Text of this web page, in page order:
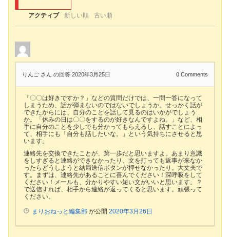
アクティブ 新しい順 古い順
りんご さん の回答 2020年3月25日 0 Comments
「〇〇は好きですか？」などの質問だけでは、一問一答になって
しまうため、話が弾まないのではないでしょうか。せっかく話が
できたからには、自分のことを話して見るのはいかがでしょう
か。「休みの日は〇〇をするのが好きなんですよね。」など、相
手に自分のことを少しでも分かってもらえるし、話すことによっ
て、相手にも「自分も話したいな。」という気持ちにさせると思
います。
連絡先を交換できたことが、第一歩だと思いますよ。あまり意識
をしすぎると連絡ができなかったり、文を打っても返事が来なか
ったらどうしようと結局送信ボタンが押せなかったり。大丈夫で
す。まずは、連絡先があることに喜んでください！深呼吸をして
ください！メールも、分かりやすい短い文がいいと思います。？
で送信すれば、相手から連絡が返ってくると思います。頑張って
ください。
まりおねっと編集部 が公開 2020年3月26日